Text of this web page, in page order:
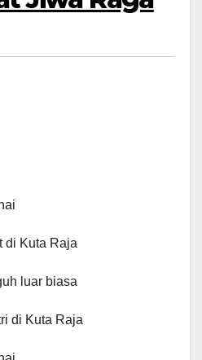
di Kuta Raja
luar biasa
di Kuta Raja